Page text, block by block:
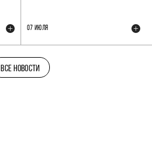
07 ИЮЛЯ
ВСЕ НОВОСТИ